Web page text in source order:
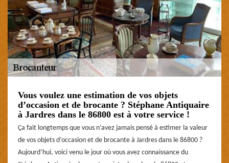
Vous voulez une estimation de vos objets
d’occasion et de brocante ? Stéphane Antiquaire
à Jardres dans le 86800 est à votre service !
Ça fait longtemps que vous n’avez jamais pensé à estimer la valeur
de vos objets d’occasion et de brocante à Jardres dans le 86800 ?
Aujourd’hui, voici venu le jour où vous avez connaissance du